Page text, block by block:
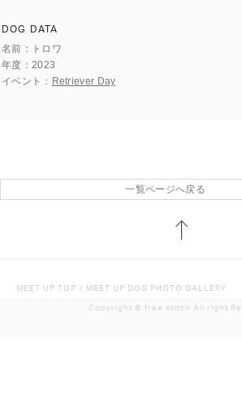
DOG DATA
名前
トロワ
年度
2023
イベント
Retriever Day
一覧ページへ戻る
MEET UP TOP / MEET UP DOG PHOTO GALLERY
Copyright ©︎ free stitch All right